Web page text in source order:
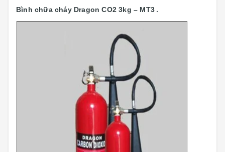
Bình chữa cháy Dragon CO2 3kg – MT3 .